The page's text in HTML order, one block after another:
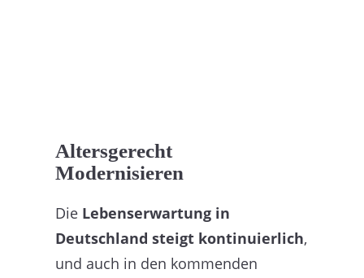
Altersgerecht
Modernisieren
Die Lebenserwartung in
Deutschland steigt kontinuierlich,
und auch in den kommenden